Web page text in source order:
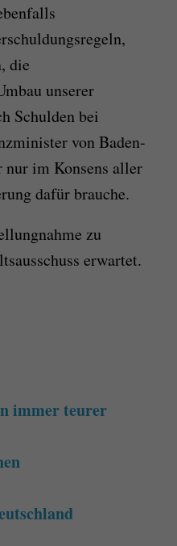
die
unserer
Schulden bei
von Baden-
nur im Konsens aller
dafür brauche.
zu
erwartet.
immer teurer